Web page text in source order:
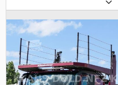
couleur:bleu, type d'engrenage:
construction:2019, Équipement:
stationnement, climatisation,
et WhatsApp : Fynn Jacobsen
Pro, carrosserie Kässbohrer. Très
contrôle technique valide, prêt à
Aszr Aktjbpof Plus d'informations